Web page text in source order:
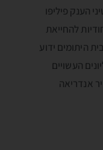
הענק פיליפּו
להחייאת
היתומים ידוע
העשויים
אנדריאה